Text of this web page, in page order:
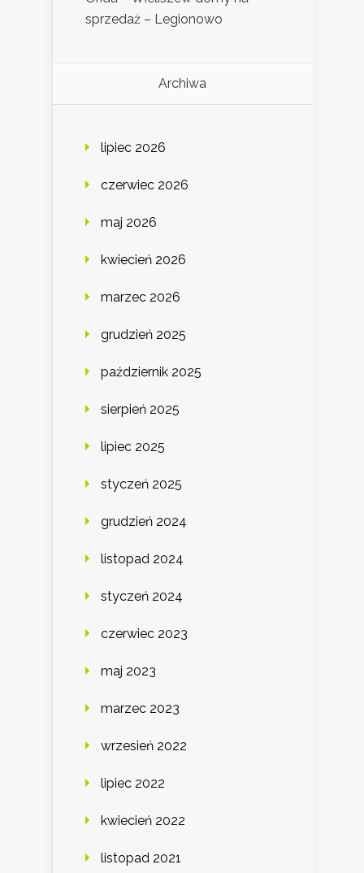
sprzedaż – Legionowo
Archiwa
lipiec 2026
czerwiec 2026
maj 2026
kwiecień 2026
marzec 2026
grudzień 2025
październik 2025
sierpień 2025
lipiec 2025
styczeń 2025
grudzień 2024
listopad 2024
styczeń 2024
czerwiec 2023
maj 2023
marzec 2023
wrzesień 2022
lipiec 2022
kwiecień 2022
listopad 2021